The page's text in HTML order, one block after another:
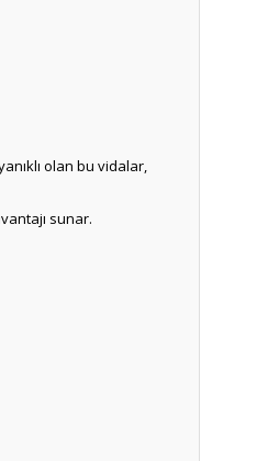
olan bu vidalar,
sunar.